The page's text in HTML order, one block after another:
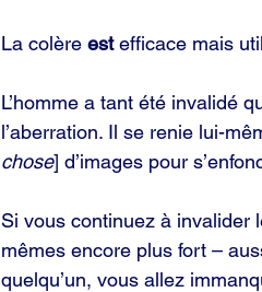
La colère est efficace mais
L’homme a tant été invalidé
l’aberration. Il se renie lui-
chose] d’images pour
Si vous continuez à invalider
mêmes encore plus fort –
quelqu’un, vous allez